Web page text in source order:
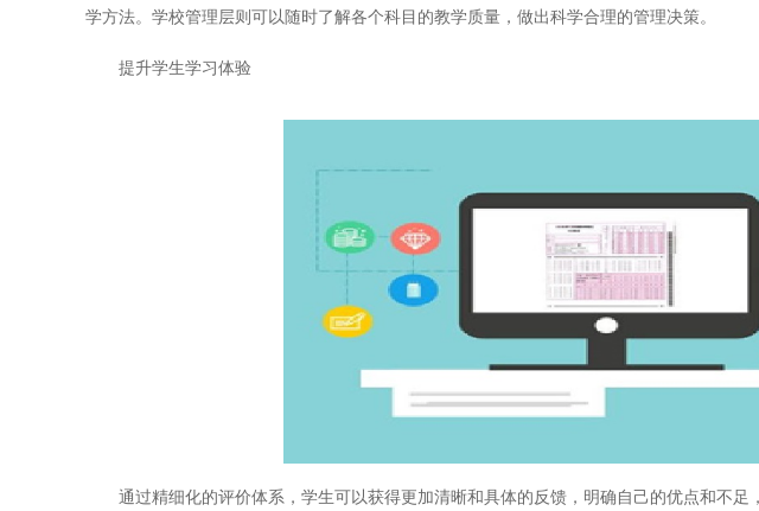
学方法。学校管理层则可以随时了解各个科目的教学质量，做出科学合理的管理决策。
提升学生学习体验
通过精细化的评价体系，学生可以获得更加清晰和具体的反馈，明确自己的优点和不足